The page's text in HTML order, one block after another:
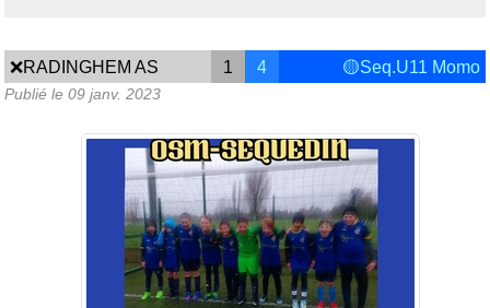
❌RADINGHEM AS 1 4 🟡Seq.U11 Momo
Publié le 09 janv. 2023